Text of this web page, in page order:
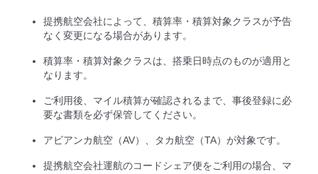
提携航空会社によって、積算率・積算対象クラスが予告
なく変更になる場合があります。
積算率・積算対象クラスは、搭乗日時点のものが適用と
なります。
ご利用後、マイル積算が確認されるまで、事後登録に必
要な書類を必ず保管してください。
アビアンカ航空（AV）、タカ航空（TA）が対象です。
提携航空会社運航のコードシェア便をご利用の場合、マ